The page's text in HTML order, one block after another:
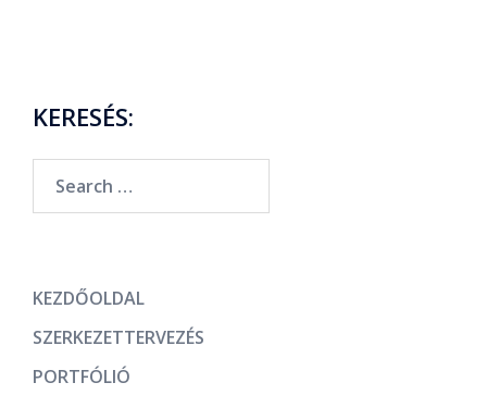
KERESÉS:
KEZDŐOLDAL
SZERKEZETTERVEZÉS
PORTFÓLIÓ